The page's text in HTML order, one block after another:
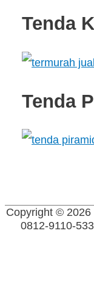
Tenda
Tenda
Copyright © 2026
0812-9110-